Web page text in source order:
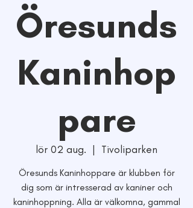
Öresunds
Kaninhop
pare
lör 02 aug.
  |
Tivoliparken
Öresunds Kaninhoppare är klubben för
dig som är intresserad av kaniner och
kaninhoppning. Alla är välkomna, gammal